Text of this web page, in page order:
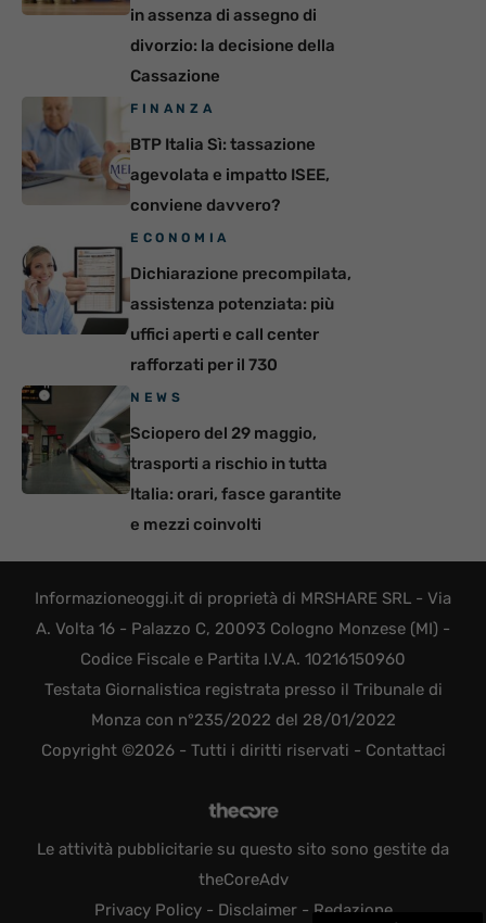
in assenza di assegno di
divorzio: la decisione della
Cassazione
FINANZA
BTP Italia Sì: tassazione
agevolata e impatto ISEE,
conviene davvero?
ECONOMIA
Dichiarazione precompilata,
assistenza potenziata: più
uffici aperti e call center
rafforzati per il 730
NEWS
Sciopero del 29 maggio,
trasporti a rischio in tutta
Italia: orari, fasce garantite
e mezzi coinvolti
Informazioneoggi.it di proprietà di MRSHARE SRL - Via
A. Volta 16 - Palazzo C, 20093 Cologno Monzese (MI) -
Codice Fiscale e Partita I.V.A. 10216150960
Testata Giornalistica registrata presso il Tribunale di
Monza con n°235/2022 del 28/01/2022
Copyright ©2026 - Tutti i diritti riservati - Contattaci
Le attività pubblicitarie su questo sito sono gestite da
theCoreAdv
Privacy Policy- Disclaimer- Redazione